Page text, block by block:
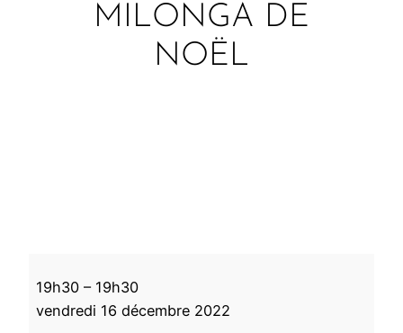
MILONGA DE
NOËL
19h30 – 19h30
vendredi 16 décembre 2022